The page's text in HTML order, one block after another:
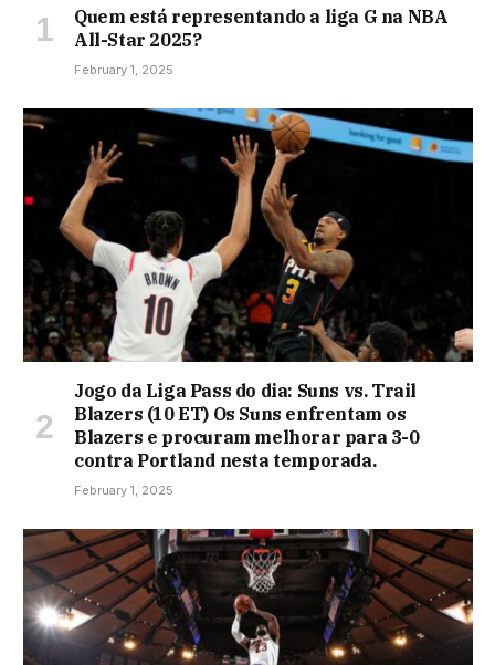
Quem está representando a liga G na NBA
All-Star 2025?
February 1, 2025
Jogo da Liga Pass do dia: Suns vs. Trail
Blazers (10 ET) Os Suns enfrentam os
Blazers e procuram melhorar para 3-0
contra Portland nesta temporada.
February 1, 2025